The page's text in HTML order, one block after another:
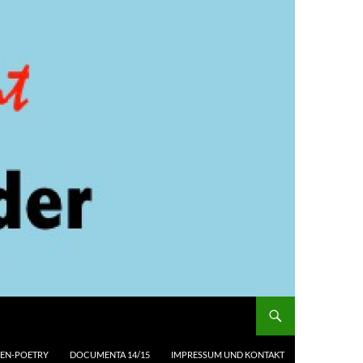
POETRY DOCUMENTA 14/15 IMPRESSUM UND KONTAKT